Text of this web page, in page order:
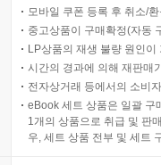
모바일 쿠폰 등록 후 취소/
중고상품이 구매확정(자동
LP상품의 재생 불량 원인
시간의 경과에 의해 재판매
전자상거래 등에서의 소비
eBook 세트 상품은 일괄 구
1개의 상품으로 취급 및 판
우, 세트 상품 전부 및 세트